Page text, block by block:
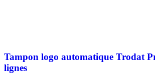
Tampon logo automatique Trodat
lignes